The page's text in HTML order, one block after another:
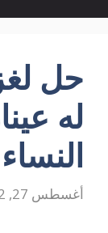
حل
له
أغسطس 27, 2022